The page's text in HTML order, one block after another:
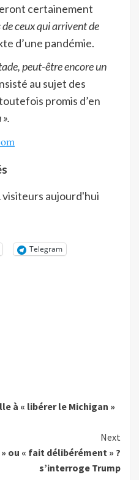
certainement
ceux qui arrivent de
d’une pandémie.
peut-être encore un
au sujet des
promis d’en
visiteurs aujourd'hui
Telegram
à « libérer le Michigan »
Next
ou « fait délibérément » ?
s’interroge Trump